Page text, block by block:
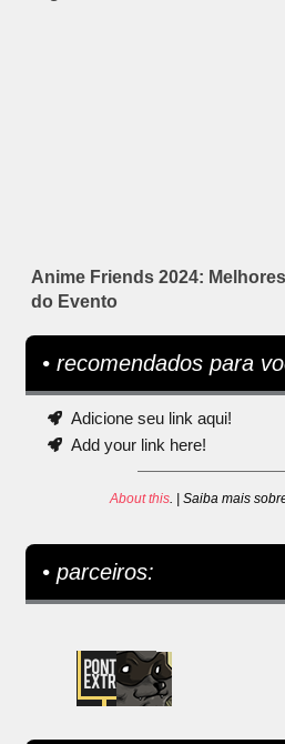
Anime Friends 2024:
do Evento
• recomendados para
Adicione seu link aqui!
Add your link here!
About this. | Saiba mais
• parceiros: